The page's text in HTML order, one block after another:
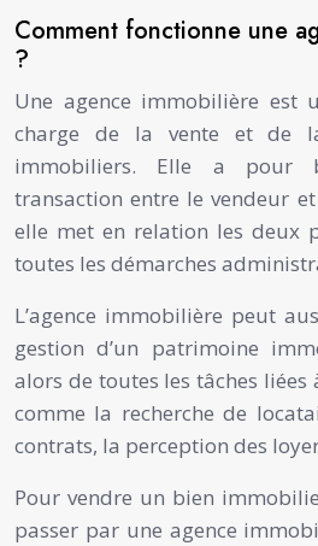
Comment fonctionne une
?
Une agence immobilière est
charge de la vente et de
immobiliers. Elle a
transaction entre le vendeur et
elle met en relation les deux
toutes les démarches
L’agence immobilière peut
gestion d’un patrimoine
alors de toutes les tâches liées
comme la recherche de
contrats, la perception des
Pour vendre un bien
passer par une agence